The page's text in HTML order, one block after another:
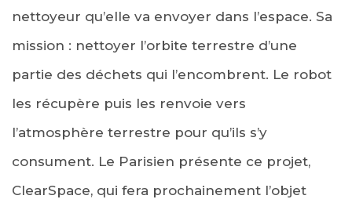
nettoyeur qu’elle va envoyer dans l’espace. Sa
mission : nettoyer l’orbite terrestre d’une
partie des déchets qui l’encombrent. Le robot
les récupère puis les renvoie vers
l’atmosphère terrestre pour qu’ils s’y
consument. Le Parisien présente ce projet,
ClearSpace, qui fera prochainement l’objet